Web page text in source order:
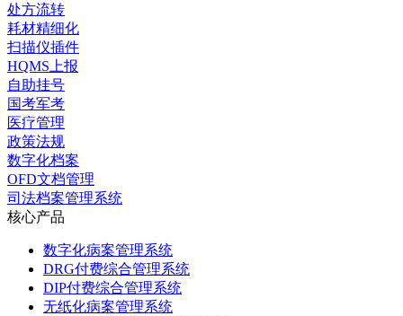
处方流转
耗材精细化
扫描仪插件
HQMS上报
自助挂号
国考军考
医疗管理
政策法规
数字化档案
OFD文档管理
司法档案管理系统
核心产品
数字化病案管理系统
DRG付费综合管理系统
DIP付费综合管理系统
无纸化病案管理系统